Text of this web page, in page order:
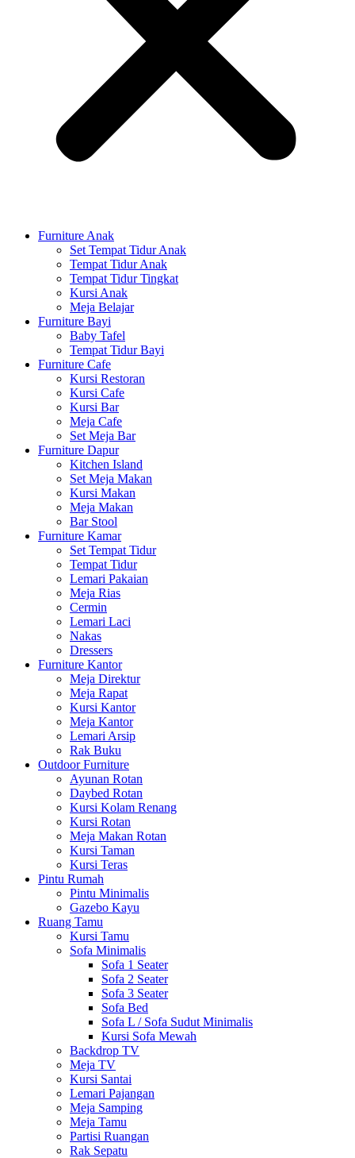
Furniture Anak
Set Tempat Tidur Anak
Tempat Tidur Anak
Tempat Tidur Tingkat
Kursi Anak
Meja Belajar
Furniture Bayi
Baby Tafel
Tempat Tidur Bayi
Furniture Cafe
Kursi Restoran
Kursi Cafe
Kursi Bar
Meja Cafe
Set Meja Bar
Furniture Dapur
Kitchen Island
Set Meja Makan
Kursi Makan
Meja Makan
Bar Stool
Furniture Kamar
Set Tempat Tidur
Tempat Tidur
Lemari Pakaian
Meja Rias
Cermin
Lemari Laci
Nakas
Dressers
Furniture Kantor
Meja Direktur
Meja Rapat
Kursi Kantor
Meja Kantor
Lemari Arsip
Rak Buku
Outdoor Furniture
Ayunan Rotan
Daybed Rotan
Kursi Kolam Renang
Kursi Rotan
Meja Makan Rotan
Kursi Taman
Kursi Teras
Pintu Rumah
Pintu Minimalis
Gazebo Kayu
Ruang Tamu
Kursi Tamu
Sofa Minimalis
Sofa 1 Seater
Sofa 2 Seater
Sofa 3 Seater
Sofa Bed
Sofa L / Sofa Sudut Minimalis
Kursi Sofa Mewah
Backdrop TV
Meja TV
Kursi Santai
Lemari Pajangan
Meja Samping
Meja Tamu
Partisi Ruangan
Rak Sepatu